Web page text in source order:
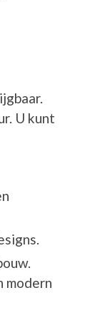
U kunt
modern